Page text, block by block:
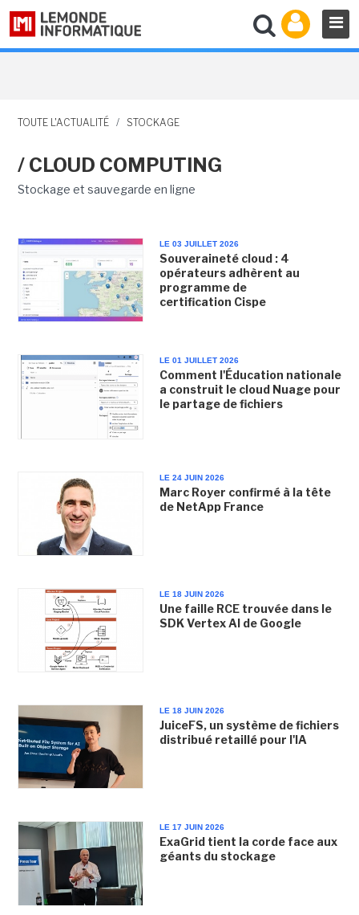
TOUTE L'ACTUALITÉ / STOCKAGE
/ CLOUD COMPUTING
Stockage et sauvegarde en ligne
LE 03 JUILLET 2026
Souveraineté cloud : 4
opérateurs adhèrent au
programme de
certification Cispe
LE 01 JUILLET 2026
Comment l'Éducation nationale
a construit le cloud Nuage pour
le partage de fichiers
LE 24 JUIN 2026
Marc Royer confirmé à la tête
de NetApp France
LE 18 JUIN 2026
Une faille RCE trouvée dans le
SDK Vertex AI de Google
LE 18 JUIN 2026
JuiceFS, un système de fichiers
distribué retaillé pour l'IA
LE 17 JUIN 2026
ExaGrid tient la corde face aux
géants du stockage